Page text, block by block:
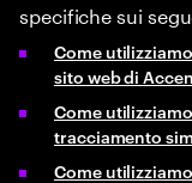
specifiche sui
Come
sito web di
Come
tracciamento
Come